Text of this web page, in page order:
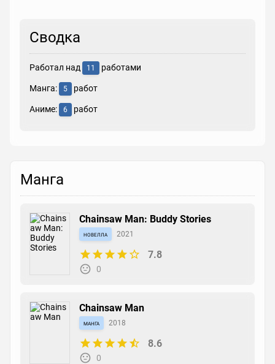
Сводка
Работал над 11 работами
Манга: 5 работ
Аниме: 6 работ
Манга
Chainsaw Man: Buddy Stories
новелла 2021
7.8
0
Chainsaw Man
манга 2018
8.6
0